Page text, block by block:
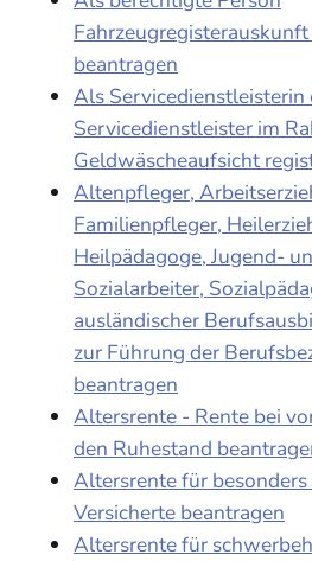
beantragen
Als Servicedienstleisterin
Servicedienstleister im
Geldwäscheaufsicht
Altenpfleger,
Familienpfleger,
Heilpädagoge, Jugend-
Sozialarbeiter,
ausländischer
zur Führung der
beantragen
Altersrente - Rente bei
den Ruhestand
Altersrente für
Versicherte beantragen
Altersrente für